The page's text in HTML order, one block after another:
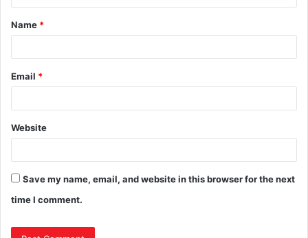
Name *
Email *
Website
Save my name, email, and website in this browser for the next
time I comment.